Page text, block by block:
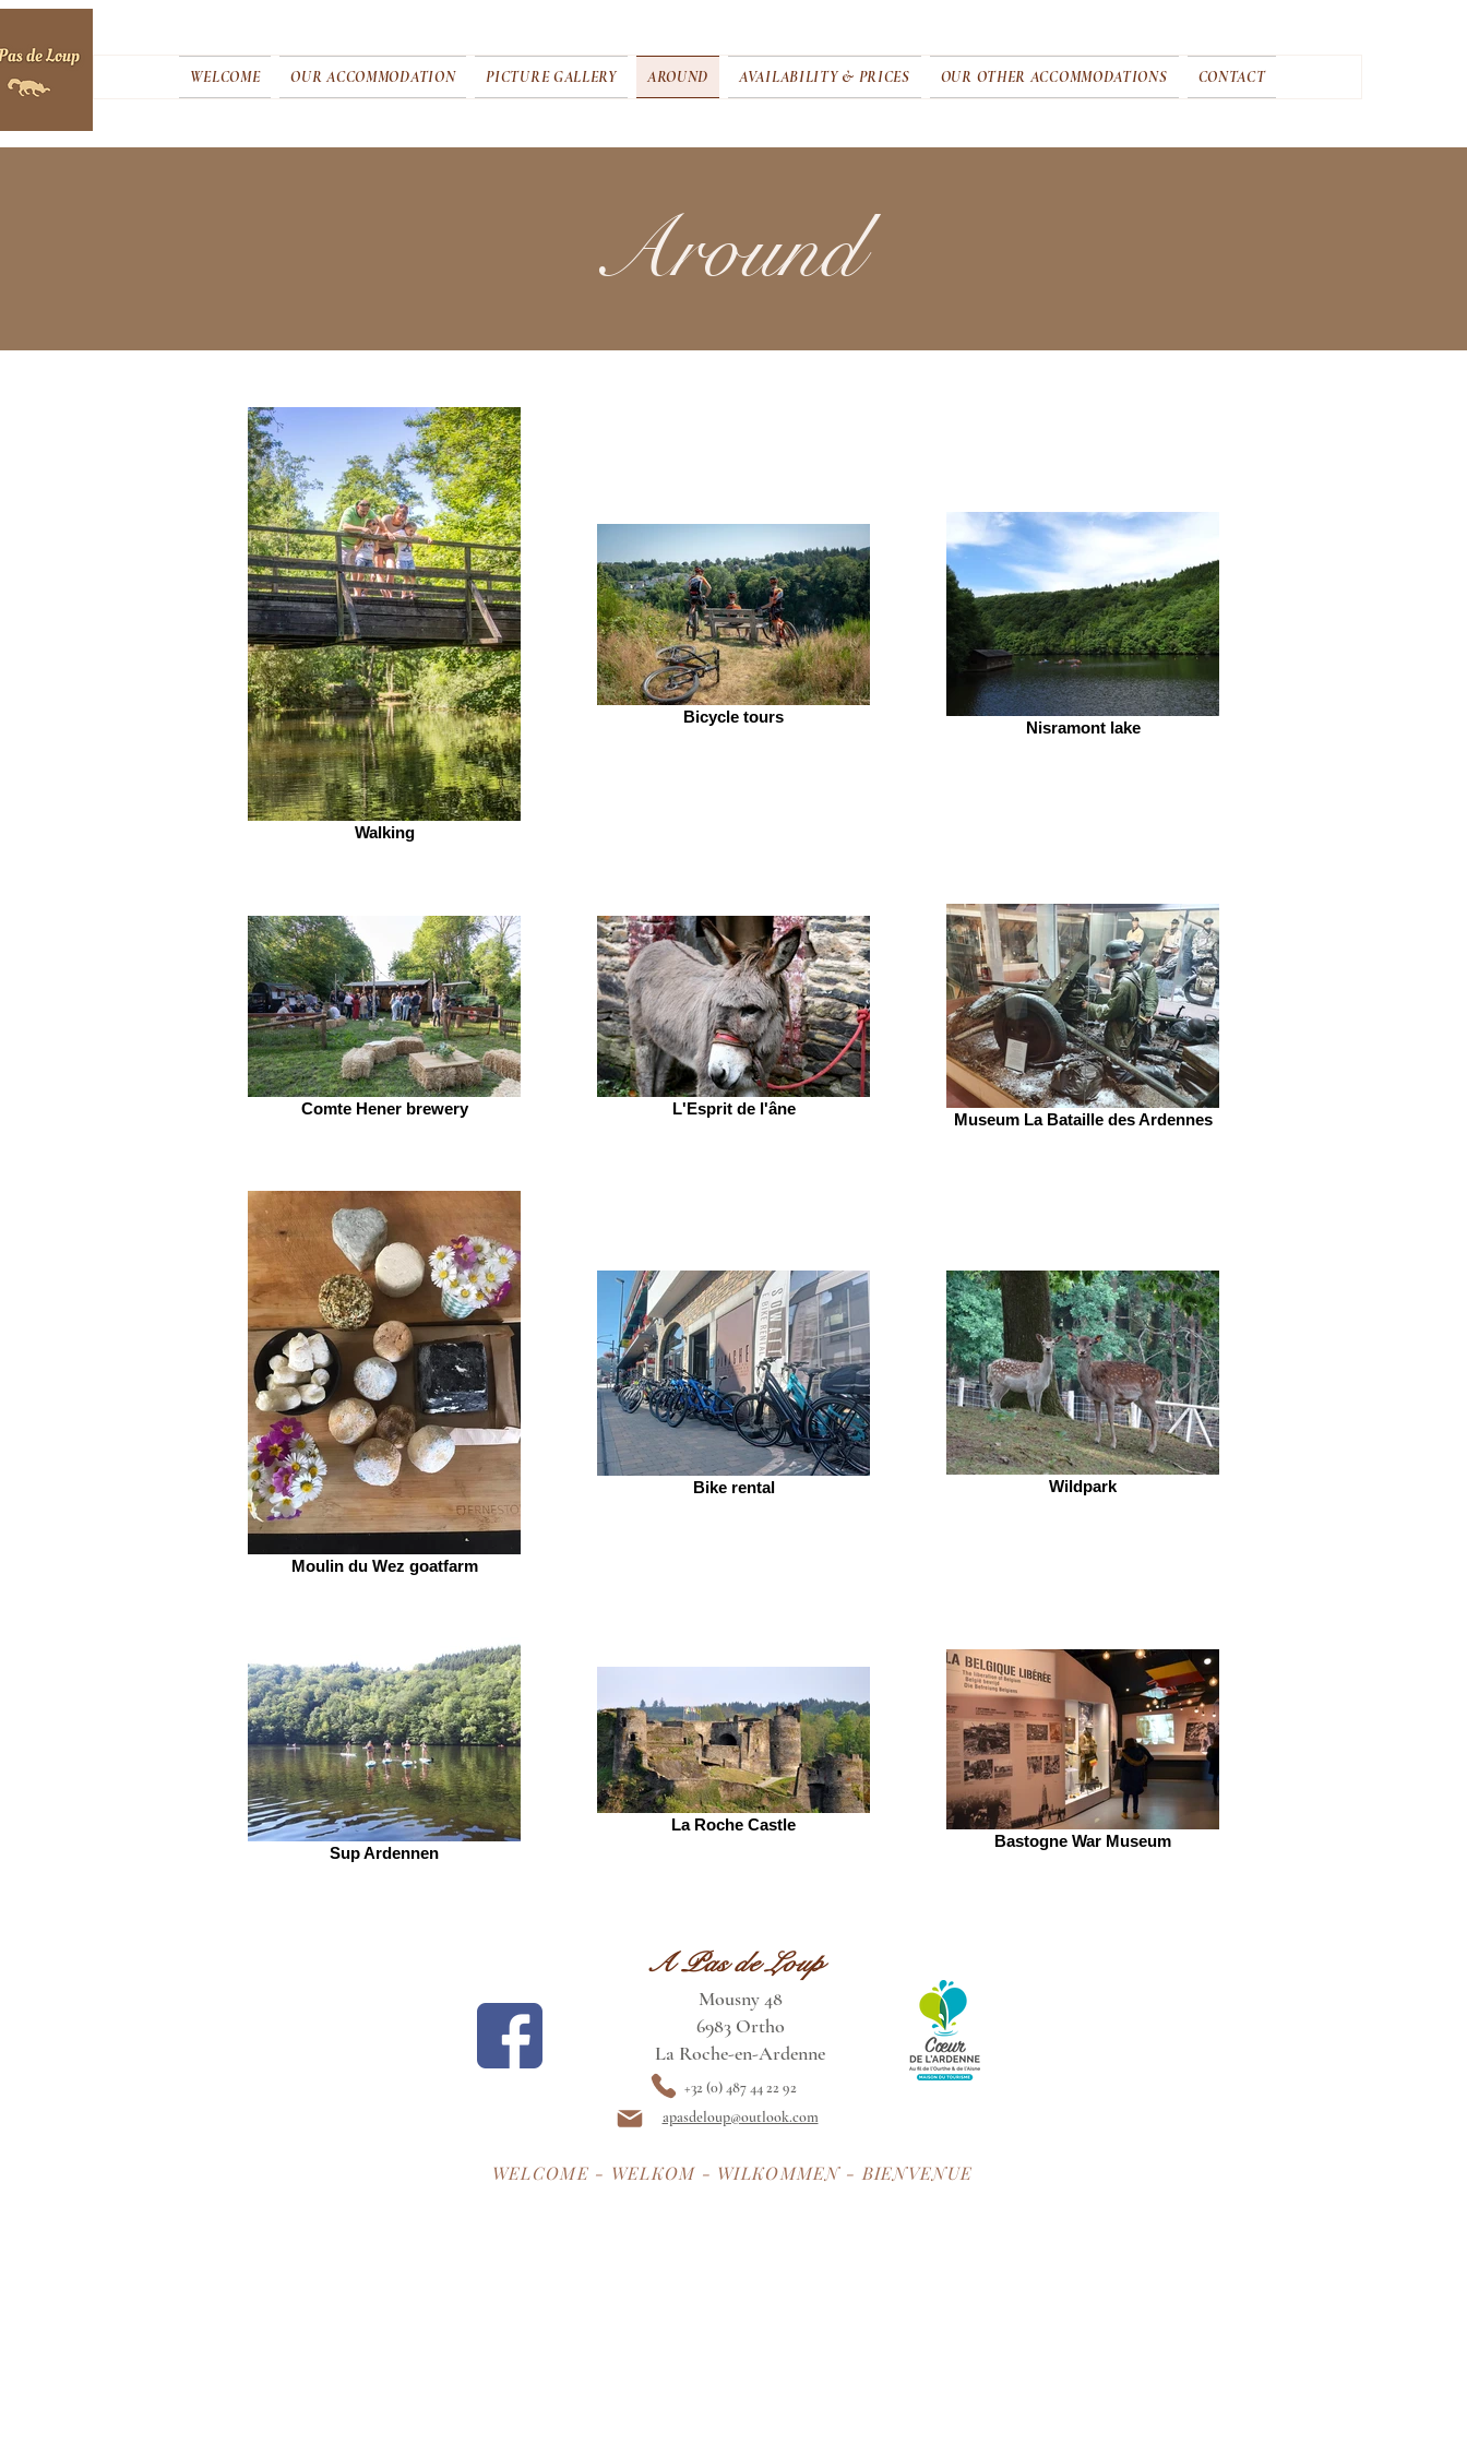
WELCOME OUR ACCOMMODATION PICTURE GALLERY AROUND AVAILABILITY & PRICES OUR OTHER ACCOMMODATIONS CONTACT
Around
Walking
Bicycle tours
Nisramont lake
Comte Hener brewery L'Esprit de l'âne
Museum La Bataille des Ardennes
Moulin du Wez goatfarm
Bike rental Wildpark
Sup Ardennen
La Roche Castle
Bastogne War Museum
A Pas de Loup
Mousny 48
6983 Ortho
La Roche-en-Ardenne
+32 (0)487 44 22 92
apasdeloup@outlook.com
WELCOME - WELKOM - WILKOMMEN - BIENVENUE